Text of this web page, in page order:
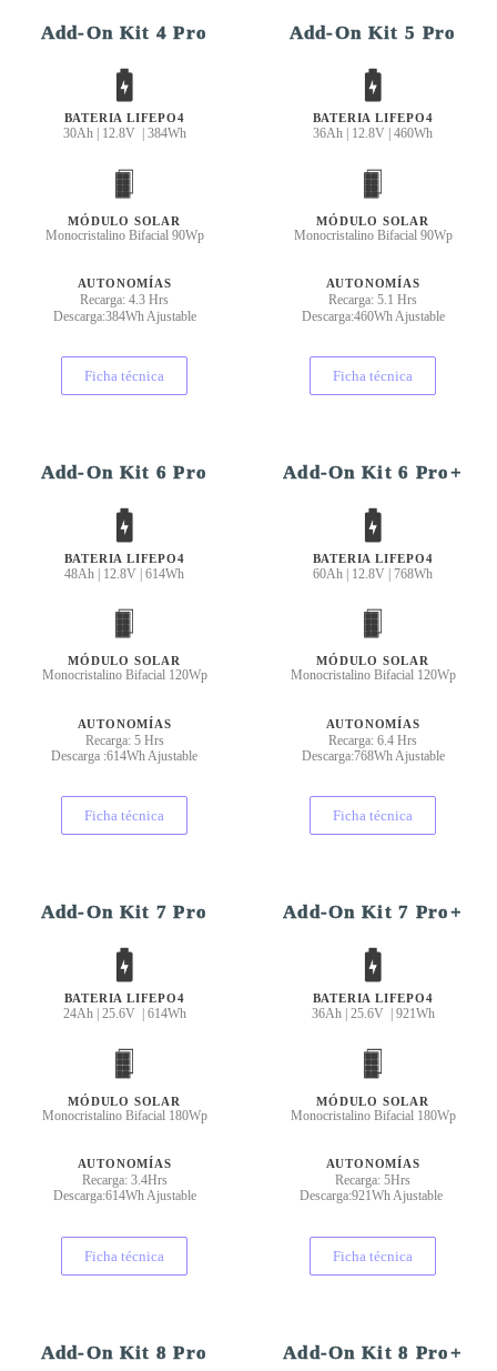
Add-On Kit 4 Pro
BATERIA LIFEPO4
30Ah | 12.8V | 384Wh
MÓDULO SOLAR
Monocristalino Bifacial 90Wp
AUTONOMÍAS
Recarga: 4.3 Hrs
Descarga:384Wh Ajustable
Ficha técnica
Add-On Kit 5 Pro
BATERIA LIFEPO4
36Ah | 12.8V | 460Wh
MÓDULO SOLAR
Monocristalino Bifacial 90Wp
AUTONOMÍAS
Recarga: 5.1 Hrs
Descarga:460Wh Ajustable
Ficha técnica
Add-On Kit 6 Pro
BATERIA LIFEPO4
48Ah | 12.8V | 614Wh
MÓDULO SOLAR
Monocristalino Bifacial 120Wp
AUTONOMÍAS
Recarga: 5 Hrs
Descarga :614Wh Ajustable
Ficha técnica
Add-On Kit 6 Pro+
BATERIA LIFEPO4
60Ah | 12.8V | 768Wh
MÓDULO SOLAR
Monocristalino Bifacial 120Wp
AUTONOMÍAS
Recarga: 6.4 Hrs
Descarga:768Wh Ajustable
Ficha técnica
Add-On Kit 7 Pro
BATERIA LIFEPO4
24Ah | 25.6V | 614Wh
MÓDULO SOLAR
Monocristalino Bifacial 180Wp
AUTONOMÍAS
Recarga: 3.4Hrs
Descarga:614Wh Ajustable
Ficha técnica
Add-On Kit 7 Pro+
BATERIA LIFEPO4
36Ah | 25.6V | 921Wh
MÓDULO SOLAR
Monocristalino Bifacial 180Wp
AUTONOMÍAS
Recarga: 5Hrs
Descarga:921Wh Ajustable
Ficha técnica
Add-On Kit 8 Pro Add-On Kit 8 Pro+